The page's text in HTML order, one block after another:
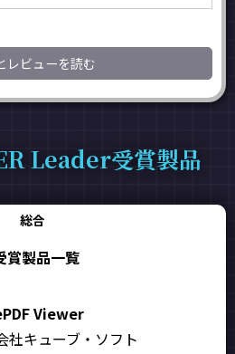
レビューを読む
Leader受賞製品
総合
製品一覧
Viewer
社キューブ・ソフト